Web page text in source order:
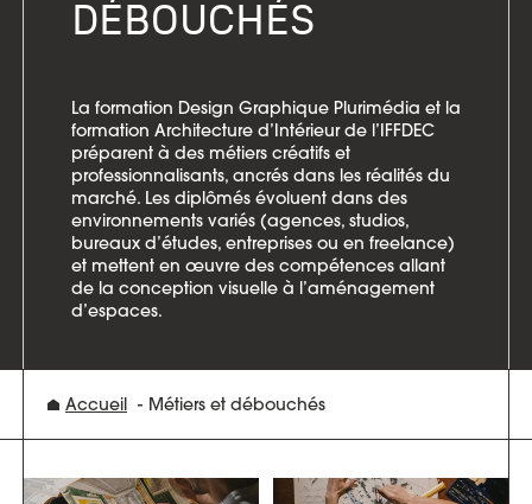
DÉBOUCHÉS
La formation Design Graphique Plurimédia et la
formation Architecture d’Intérieur de l’IFFDEC
préparent à des métiers créatifs et
professionnalisants, ancrés dans les réalités du
marché. Les diplômés évoluent dans des
environnements variés (agences, studios,
bureaux d’études, entreprises ou en freelance)
et mettent en œuvre des compétences allant
de la conception visuelle à l’aménagement
d’espaces.
Accueil Métiers et débouchés